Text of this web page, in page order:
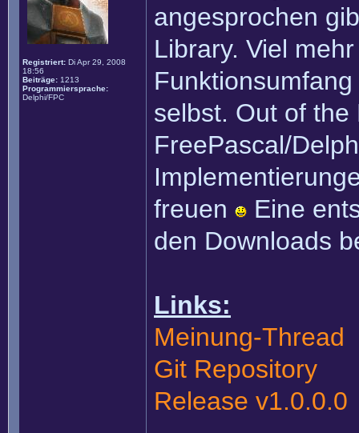
Registriert: Di Apr 29, 2008
18:56
Beiträge: 1213
Programmiersprache:
Delphi/FPC
angesprochen
Library. Viel
selbst. Out of
FreePascal/
freuen
Eine
den Downloads
Links:
Meinung-Thread
Git Repository
Release v1.0.0.0